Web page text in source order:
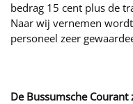
bedrag 15 cent plus de
Naar wij vernemen
personeel zeer
De Bussumsche